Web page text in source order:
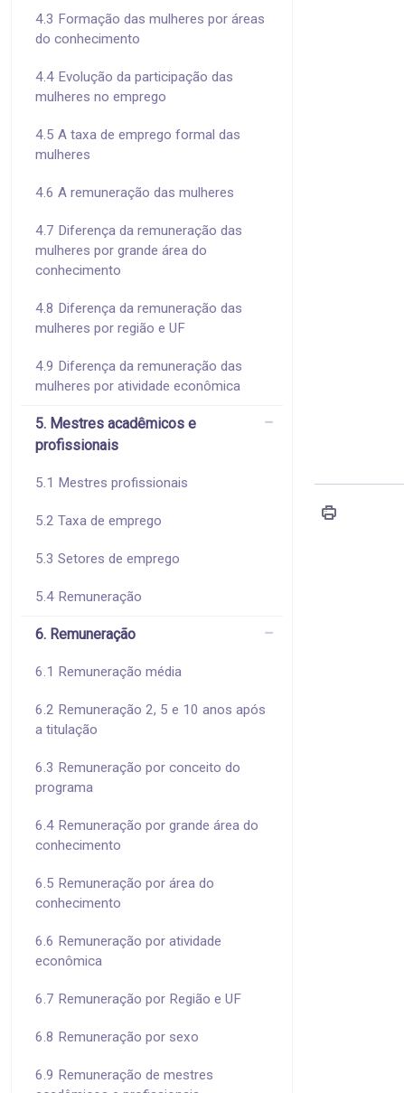
4.3 Formação das mulheres por áreas
do conhecimento
4.4 Evolução da participação das
mulheres no emprego
4.5 A taxa de emprego formal das
mulheres
4.6 A remuneração das mulheres
4.7 Diferença da remuneração das
mulheres por grande área do
conhecimento
4.8 Diferença da remuneração das
mulheres por região e UF
4.9 Diferença da remuneração das
mulheres por atividade econômica
5. Mestres acadêmicos e
profissionais
5.1 Mestres profissionais
5.2 Taxa de emprego
5.3 Setores de emprego
5.4 Remuneração
6. Remuneração
6.1 Remuneração média
6.2 Remuneração 2, 5 e 10 anos após
a titulação
6.3 Remuneração por conceito do
programa
6.4 Remuneração por grande área do
conhecimento
6.5 Remuneração por área do
conhecimento
6.6 Remuneração por atividade
econômica
6.7 Remuneração por Região e UF
6.8 Remuneração por sexo
6.9 Remuneração de mestres